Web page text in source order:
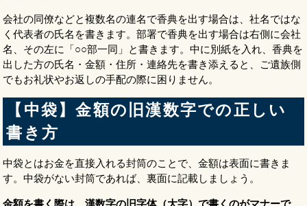
会社の同僚などと複数名の連名で香典を出す場合は、社名ではな
く代表者の氏名を書きます。部署で香典を出す場合は右側に会社
名、その左に「○○部一同」と書きます。中に別紙を入れ、香典を
出した方の氏名・金額・住所・連絡先を書き添えると、ご遺族側
でもお礼状やお返しの手配の際に困りません。
【中袋】金額の旧漢数字での正しい
書き方
中袋とはお金を直接入れる封筒のことで、金額は表面に書きま
す。中袋がない封筒であれば、裏面に記載しましょう。
金額を書く際は、漢数字の旧字体（大字）で書くのがマナーで